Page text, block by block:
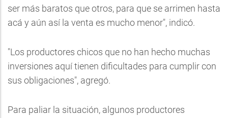
ser más baratos que otros, para que se arrimen hasta
acá y aún así la venta es mucho menor", indicó.
"Los productores chicos que no han hecho muchas
inversiones aquí tienen dificultades para cumplir con
sus obligaciones", agregó.
Para paliar la situación, algunos productores